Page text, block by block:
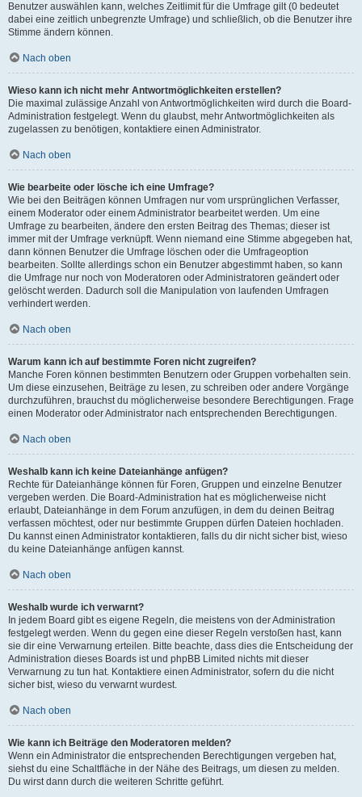
Benutzer auswählen kann, welches Zeitlimit für die Umfrage gilt (0 bedeutet
dabei eine zeitlich unbegrenzte Umfrage) und schließlich, ob die Benutzer ihre
Stimme ändern können.
Nach oben
Wieso kann ich nicht mehr Antwortmöglichkeiten erstellen?
Die maximal zulässige Anzahl von Antwortmöglichkeiten wird durch die Board-
Administration festgelegt. Wenn du glaubst, mehr Antwortmöglichkeiten als
zugelassen zu benötigen, kontaktiere einen Administrator.
Nach oben
Wie bearbeite oder lösche ich eine Umfrage?
Wie bei den Beiträgen können Umfragen nur vom ursprünglichen Verfasser,
einem Moderator oder einem Administrator bearbeitet werden. Um eine
Umfrage zu bearbeiten, ändere den ersten Beitrag des Themas; dieser ist
immer mit der Umfrage verknüpft. Wenn niemand eine Stimme abgegeben hat,
dann können Benutzer die Umfrage löschen oder die Umfrageoption
bearbeiten. Sollte allerdings schon ein Benutzer abgestimmt haben, so kann
die Umfrage nur noch von Moderatoren oder Administratoren geändert oder
gelöscht werden. Dadurch soll die Manipulation von laufenden Umfragen
verhindert werden.
Nach oben
Warum kann ich auf bestimmte Foren nicht zugreifen?
Manche Foren können bestimmten Benutzern oder Gruppen vorbehalten sein.
Um diese einzusehen, Beiträge zu lesen, zu schreiben oder andere Vorgänge
durchzuführen, brauchst du möglicherweise besondere Berechtigungen. Frage
einen Moderator oder Administrator nach entsprechenden Berechtigungen.
Nach oben
Weshalb kann ich keine Dateianhänge anfügen?
Rechte für Dateianhänge können für Foren, Gruppen und einzelne Benutzer
vergeben werden. Die Board-Administration hat es möglicherweise nicht
erlaubt, Dateianhänge in dem Forum anzufügen, in dem du deinen Beitrag
verfassen möchtest, oder nur bestimmte Gruppen dürfen Dateien hochladen.
Du kannst einen Administrator kontaktieren, falls du dir nicht sicher bist, wieso
du keine Dateianhänge anfügen kannst.
Nach oben
Weshalb wurde ich verwarnt?
In jedem Board gibt es eigene Regeln, die meistens von der Administration
festgelegt werden. Wenn du gegen eine dieser Regeln verstoßen hast, kann
sie dir eine Verwarnung erteilen. Bitte beachte, dass dies die Entscheidung der
Administration dieses Boards ist und phpBB Limited nichts mit dieser
Verwarnung zu tun hat. Kontaktiere einen Administrator, sofern du die nicht
sicher bist, wieso du verwarnt wurdest.
Nach oben
Wie kann ich Beiträge den Moderatoren melden?
Wenn ein Administrator die entsprechenden Berechtigungen vergeben hat,
siehst du eine Schaltfläche in der Nähe des Beitrags, um diesen zu melden.
Du wirst dann durch die weiteren Schritte geführt.